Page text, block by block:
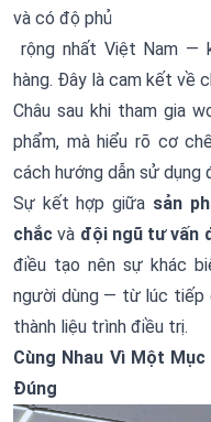
và có độ phủ
rộng nhất Việt Nam —
hàng. Đây là cam kết về
Châu sau khi tham gia
phẩm, mà hiểu rõ cơ
cách hướng dẫn sử dụng
Sự kết hợp giữa sản
chắc và đội ngũ tư vấn
điều tạo nên sự khác
người dùng — từ lúc tiếp
thành liệu trình điều trị.
Cùng Nhau Vì Một
Đúng